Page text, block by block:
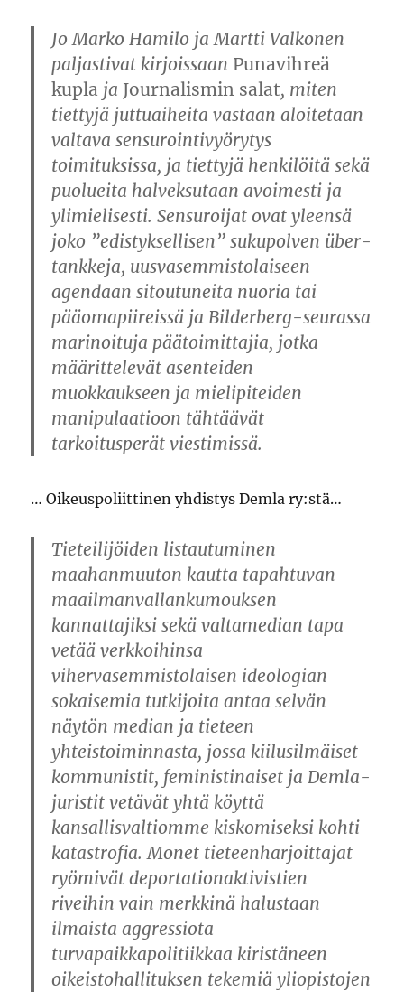
Jo Marko Hamilo ja Martti Valkonen
paljastivat kirjoissaan Punavihreä
kupla ja Journalismin salat, miten
tiettyjä juttuaiheita vastaan aloitetaan
valtava sensurointivyörytys
toimituksissa, ja tiettyjä henkilöitä sekä
puolueita halveksutaan avoimesti ja
ylimielisesti. Sensuroijat ovat yleensä
joko ”edistyksellisen” sukupolven über-
tankkeja, uusvasemmistolaiseen
agendaan sitoutuneita nuoria tai
pääomapiireissä ja Bilderberg-seurassa
marinoituja päätoimittajia, jotka
määrittelevät asenteiden
muokkaukseen ja mielipiteiden
manipulaatioon tähtäävät
tarkoitusperät viestimissä.
… Oikeuspoliittinen yhdistys Demla ry:stä…
Tieteilijöiden listautuminen
maahanmuuton kautta tapahtuvan
maailmanvallankumouksen
kannattajiksi sekä valtamedian tapa
vetää verkkoihinsa
vihervasemmistolaisen ideologian
sokaisemia tutkijoita antaa selvän
näytön median ja tieteen
yhteistoiminnasta, jossa kiilusilmäiset
kommunistit, feministinaiset ja Demla-
juristit vetävät yhtä köyttä
kansallisvaltiomme kiskomiseksi kohti
katastrofia. Monet tieteenharjoittajat
ryömivät deportationaktivistien
riveihin vain merkkinä halustaan
ilmaista aggressiota
turvapaikkapolitiikkaa kiristäneen
oikeistohallituksen tekemiä yliopistojen